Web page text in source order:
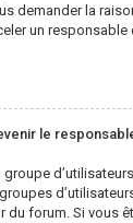
demander la
un responsable
le
groupe
du forum. Si vous